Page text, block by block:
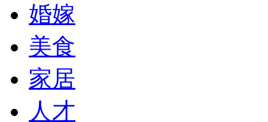
婚嫁
美食
家居
人才